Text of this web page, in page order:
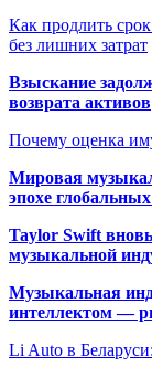
Как продлить
без лишних затрат
Взыскание
возврата активов
Почему оценка
Мировая
эпохе
Taylor Swift
музыкальной
Музыкальная
интеллектом —
Li Auto в